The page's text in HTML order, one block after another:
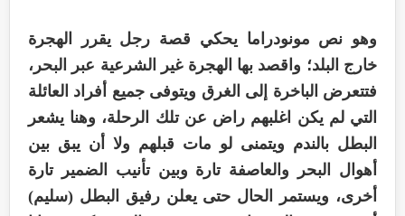
وهو نص مونودراما يحكي قصة رجل يقرر الهجرة
خارج البلد؛ واقصد بها الهجرة غير الشرعية عبر البحر،
فتتعرض الباخرة إلى الغرق ويتوفى جميع أفراد العائلة
التي لم يكن اغلبهم راض عن تلك الرحلة، وهنا يشعر
البطل بالندم ويتمنى لو مات قبلهم ولا أن يبق بين
أهوال البحر والعاصفة تارة وبين تأنيب الضمير تارة
أخرى، ويستمر الحال حتى يعلن رفيق البطل (سليم)